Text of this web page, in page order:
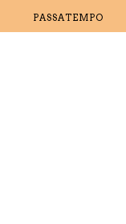
PASSATEMPO